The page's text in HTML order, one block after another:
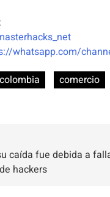
whatsapp.com/
colombia comercio
caída fue debida a
hackers